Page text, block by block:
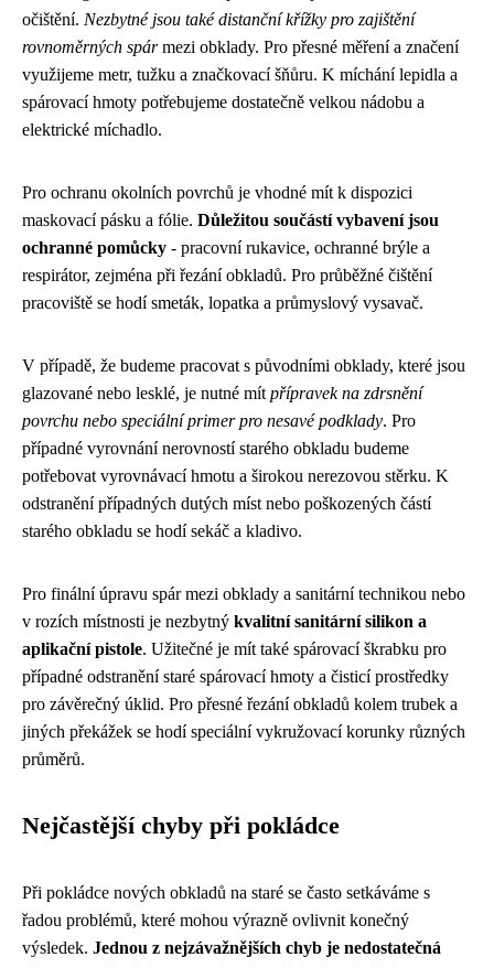
očištění. Nezbytné jsou také distanční křížky pro zajištění
rovnoměrných spármezi obklady. Pro přesné měření a značení
využijeme metr, tužku a značkovací šňůru. K míchání lepidla a
spárovací hmoty potřebujeme dostatečně velkou nádobu a
elektrické míchadlo.
Pro ochranu okolních povrchů je vhodné mít k dispozici
maskovací pásku a fólie. Důležitou součástí vybavení jsou
ochranné pomůcky - pracovní rukavice, ochranné brýle a
respirátor, zejména při řezání obkladů. Pro průběžné čištění
pracoviště se hodí smeták, lopatka a průmyslový vysavač.
V případě, že budeme pracovat s původními obklady, které jsou
glazované nebo lesklé, je nutné mít přípravek na zdrsnění
povrchu nebo speciální primer pro nesavé podklady. Pro
případné vyrovnání nerovností starého obkladu budeme
potřebovat vyrovnávací hmotu a širokou nerezovou stěrku. K
odstranění případných dutých míst nebo poškozených částí
starého obkladu se hodí sekáč a kladivo.
Pro finální úpravu spár mezi obklady a sanitární technikou nebo
v rozích místnosti je nezbytný kvalitní sanitární silikon a
aplikační pistole. Užitečné je mít také spárovací škrabku pro
případné odstranění staré spárovací hmoty a čisticí prostředky
pro závěrečný úklid. Pro přesné řezání obkladů kolem trubek a
jiných překážek se hodí speciální vykružovací korunky různých
průměrů.
Nejčastější chyby při pokládce
Při pokládce nových obkladů na staré se často setkáváme s
řadou problémů, které mohou výrazně ovlivnit konečný
výsledek. Jednou z nejzávažnějších chyb je nedostatečná